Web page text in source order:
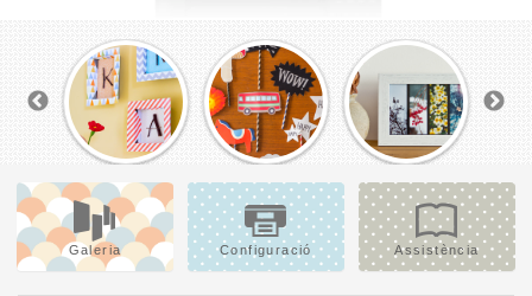
Galeria Configuració Assistència